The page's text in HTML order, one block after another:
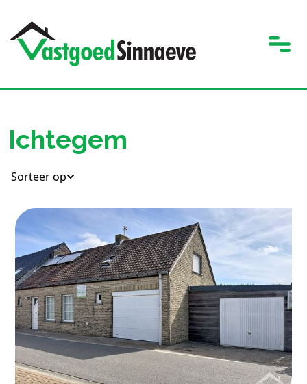
Ichtegem
Sorteer op
3 138 m² 1 213 m²